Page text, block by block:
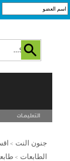
التعليمـــات
جنون النت >
الطابعات >